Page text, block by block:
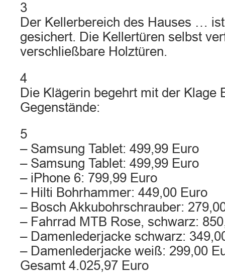
3
Der Kellerbereich des Hauses …
gesichert. Die Kellertüren selbst
verschließbare Holztüren.
4
Die Klägerin begehrt mit der Klage
Gegenstände:
5
– Samsung Tablet: 499,99 Euro
– Samsung Tablet: 499,99 Euro
– iPhone 6: 799,99 Euro
– Hilti Bohrhammer: 449,00 Euro
– Bosch Akkubohrschrauber:
– Fahrrad MTB Rose, schwarz:
– Damenlederjacke schwarz:
– Damenlederjacke weiß: 299,00
Gesamt 4.025,97 Euro